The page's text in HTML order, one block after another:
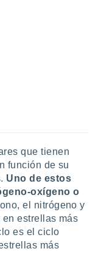
que tienen
función de su
Uno de estos
oxígeno o
el nitrógeno y
estrellas más
es el ciclo
más